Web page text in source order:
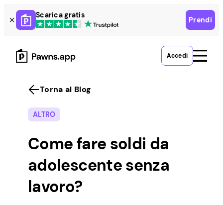
Skip
to
content
Scarica gratis
Prendi
Accedi
Torna al Blog
ALTRO
Come fare soldi da
adolescente senza
lavoro?